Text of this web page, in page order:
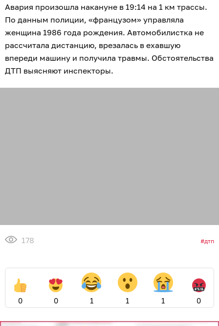
Авария произошла накануне в 19:14 на 1 км трассы.
По данным полиции, «французом» управляла
женщина 1986 года рождения. Автомобилистка не
рассчитала дистанцию, врезалась в ехавшую
впереди машину и получила травмы. Обстоятельства
ДТП выясняют инспекторы.
178 дтп
0 0 1 1 1 0